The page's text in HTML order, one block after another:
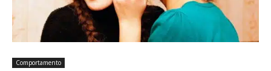
Comportamento